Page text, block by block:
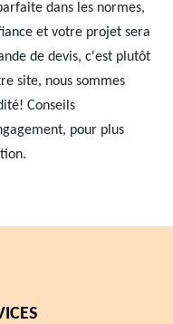
dans les normes,
et votre projet sera
de devis, c'est plutôt
site, nous sommes
Conseils
pour plus